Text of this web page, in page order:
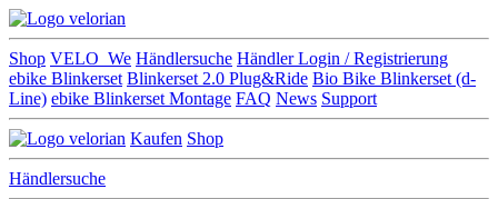
Shop VELO_We Händlersuche Händler Login / Registrierung
ebike Blinkerset Blinkerset 2.0 Plug&Ride Bio Bike Blinkerset (d-
Line) ebike Blinkerset Montage FAQ News Support
Kaufen Shop
Händlersuche